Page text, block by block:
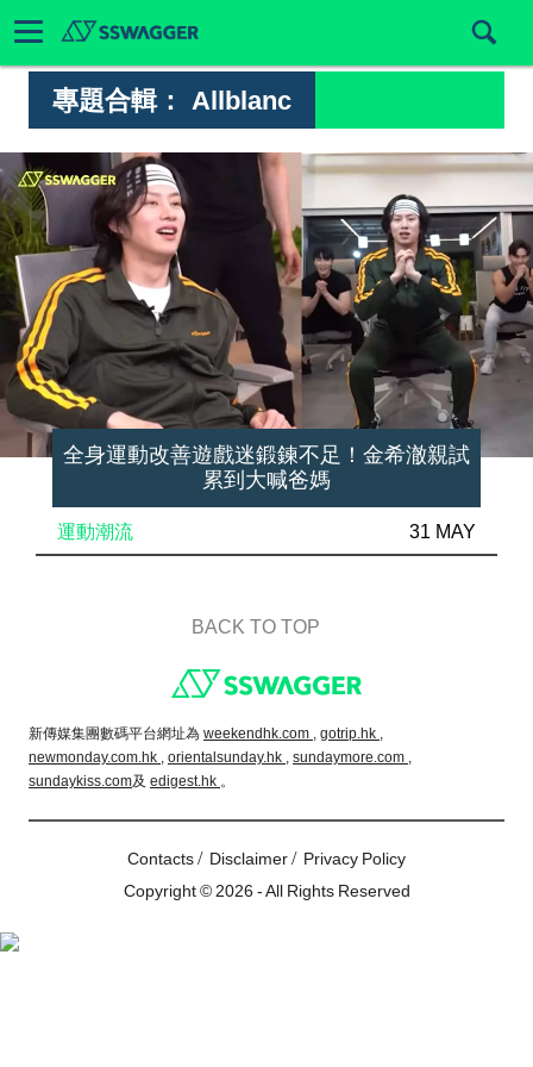
專題合輯： Allblanc
全身運動改善遊戲迷鍛鍊不足！金希澈親試
累到大喊爸媽
運動潮流 31 MAY
BACK TO TOP
新傳媒集團數碼平台網址為 weekendhk.com , gotrip.hk ,
newmonday.com.hk , orientalsunday.hk , sundaymore.com ,
sundaykiss.com及 edigest.hk 。
Contacts/ Disclaimer/ Privacy Policy
Copyright © 2026 - All Rights Reserved